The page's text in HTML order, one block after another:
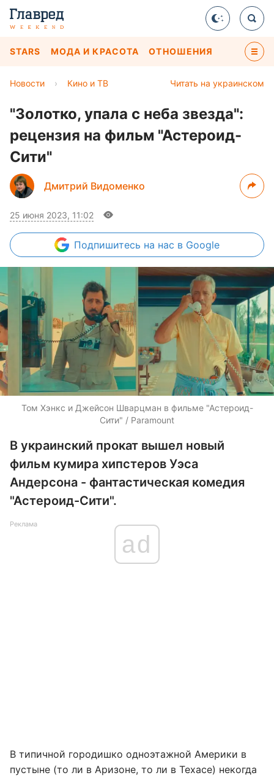
STARS МОДА И КРАСОТА ОТНОШЕНИЯ
Читать на украинском
Новости › Кино и ТВ
"Золотко, упала с неба звезда":
рецензия на фильм "Астероид-
Сити"
Дмитрий Видоменко
25 июня 2023, 11:02
Подпишитесь на нас в Google
Том Хэнкс и Джейсон Шварцман в фильме "Астероид-
Сити" / Paramount
В украинский прокат вышел новый
фильм кумира хипстеров Уэса
Андерсона - фантастическая комедия
"Астероид-Сити".
Реклама
ad
В типичной городишко одноэтажной Америки в
пустыне (то ли в Аризоне, то ли в Техасе) некогда